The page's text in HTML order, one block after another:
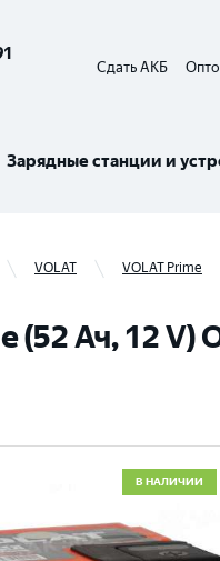
Сдать АКБ
Зарядные станции и
VOLAT VOLAT Prime
Ач, 12 V)
В НАЛИЧИИ